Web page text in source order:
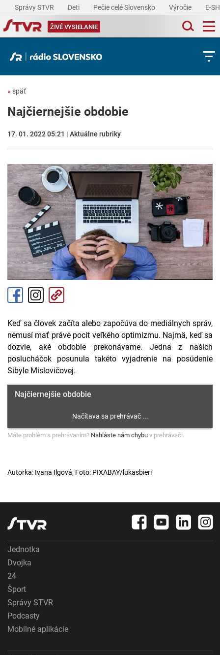
Správy STVR Deti Pečie celé Slovensko Výročie E-
ŽIVÉ VYSIELANIE
« späť
Najčiernejšie obdobie
17. 01. 2022 05:21 | Aktuálne rubriky
Keď sa človek začíta alebo započúva do mediálnych správ,
nemusí mať práve pocit veľkého optimizmu. Najmä, keď sa
dozvie, aké obdobie prekonávame. Jedna z našich
poslucháčok posunula takéto vyjadrenie na posúdenie
Sibyle Mislovičovej.
Najčiernejšie obdobie
Máte problém s prehrávaním? Nahláste nám chybu v prehrávači.
Autorka: Ivana Ilgová; Foto: PIXABAY/lukasbieri
Jednotka
Dvojka
24
Šport
Správy STVR
Podcasty
Mobilné aplikácie